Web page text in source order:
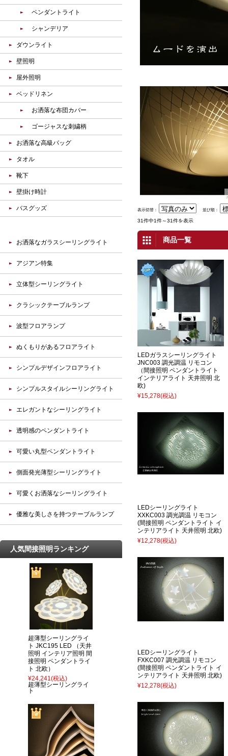
表示切替： 並び順：
31件中1件～31件を表示
商品一覧
LEDガラスシーリングライト
JNC003 調光調温 リモコン
（間接照明 ペンダントライト
インテリアライト 天井照明 北
欧)
¥15,278(税込)
LEDシーリングライト
XXKC003 調光調温 リモコン
(間接照明 ペンダントライト イ
ンテリアライト 天井照明 北欧)
¥12,278(税込)
LEDシーリングライト
FXKC007 調光調温 リモコン
(間接照明 ペンダントライト イ
ンテリアライト 天井照明 北欧)
¥12,278(税込)
ペンダントライト
シャンデリア
ダウンライト
壁照明
屋外照明
ベッドリネン
お洒落な布団カバー
ゴージャスな刺繍柄
お洒落な高級バッグ
タオル
靴下
壁掛け時計
バスグッズ
お洒落なガラスシーリングライト
アジアン特集
立体型シーリングライト
クラシックテーブルランプ
波型フロアランプ
ぬくもりがあるフロアライト
シンプルデザインフロアライト
シンプルスタイルシーリングライト
エレガントなシーリングライト
透明感のペンダントライト
可愛い丸型ペンダントライト
側面発光薄型シーリングライト
可愛くお洒落なシーリングライト
優雅な美しさを持つテーブルランプ
人気間接照明ランキング
超薄型シーリングライ
ト JKC195 LED （天井
照明 インテリア照明 間
接照明 ペンダントライ
ト 北欧）
¥24,241(税込)
超薄型シーリングライ
ト